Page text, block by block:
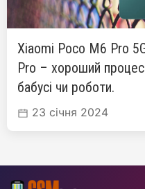
Xiaomi Poco M6 Pro
Pro – хороший
бабусі чи роботи.
23 січня 2024